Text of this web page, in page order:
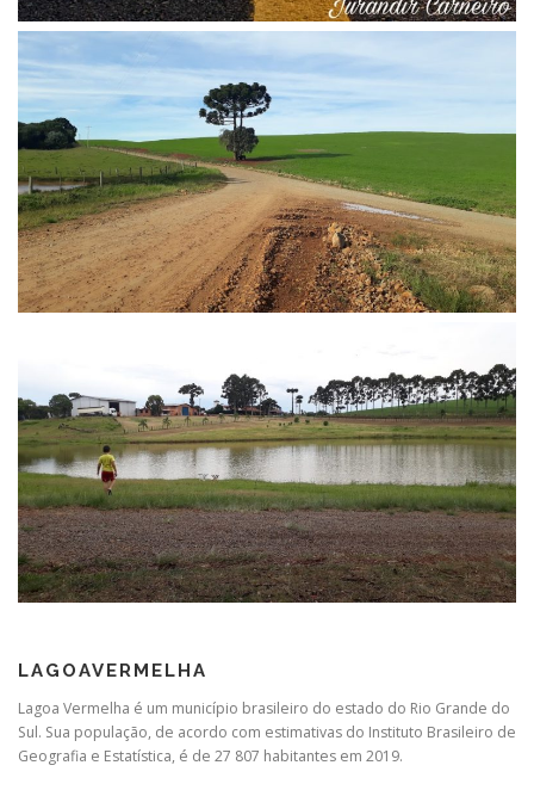
LAGOAVERMELHA
Lagoa Vermelha é um município brasileiro do estado do Rio Grande do
Sul. Sua população, de acordo com estimativas do Instituto Brasileiro de
Geografia e Estatística, é de 27 807 habitantes em 2019.